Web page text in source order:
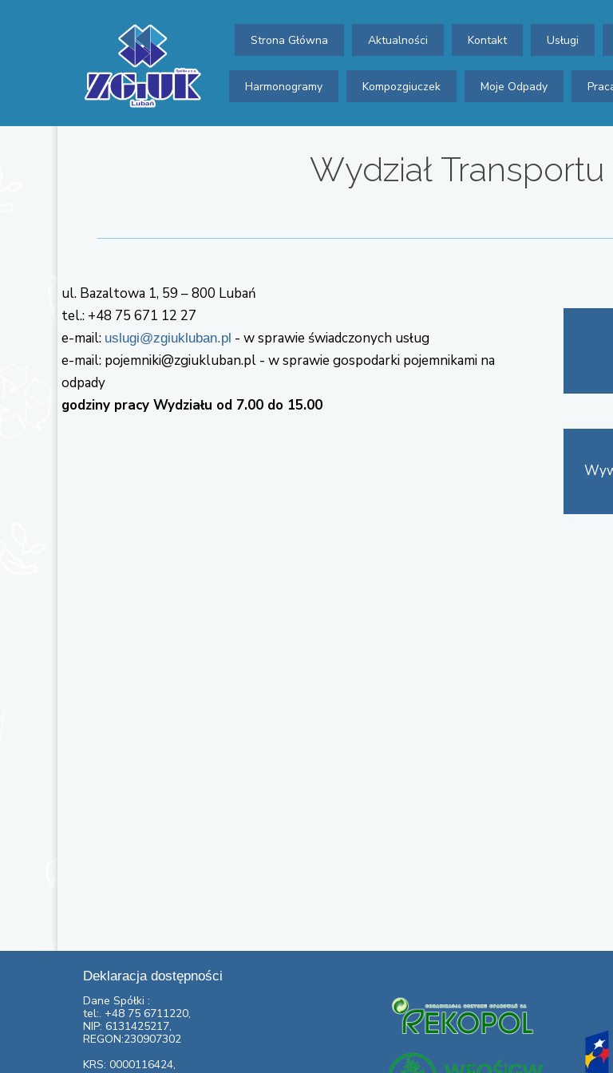
Strona Główna Aktualności Kontakt Usługi
Harmonogramy Kompozgiuczek Moje Odpady
Deklaracja dostępności
Dane Spółki :
tel:. +48 75 6711220,
NIP: 6131425217,
REGON:230907302
KRS: 0000116424,
Wydział
ul. Bazaltowa 1, 59 – 800 Lubań
tel.: +48 75 671 12 27
e-mail: uslugi@zgiukluban.pl - w sprawie świadczonych usług
e-mail: pojemniki@zgiukluban.pl - w sprawie gospodarki pojemnikami na
odpady
godziny pracy Wydziału od 7.00 do 15.00